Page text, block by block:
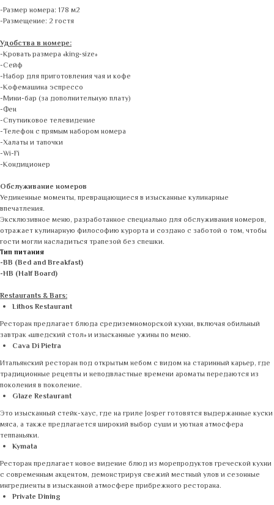
-Размер номера: 178 м2
-Размещение: 2 гостя
Удобства в номере:
-Кровать размера «king-size»
-Сейф
-Набор для приготовления чая и кофе
-Кофемашина эспрессо
-Мини-бар (за дополнительную плату)
-Фен
-Спутниковое телевидение
-Телефон с прямым набором номера
-Халаты и тапочки
-Wi-Fi
-Кондиционер
Обслуживание номеров
Уединенные моменты, превращающиеся в изысканные кулинарные
впечатления.
Эксклюзивное меню, разработанное специально для обслуживания номеров,
отражает кулинарную философию курорта и создано с заботой о том, чтобы
гости могли насладиться трапезой без спешки.
Тип питания
-BB (Bed and Breakfast)
-HB (Half Board)
Restaurants & Bars:
Lithos Restaurant
Ресторан предлагает блюда средиземноморской кухни, включая обильный
завтрак «шведский стол» и изысканные ужины по меню.
Cava Di Pietra
Итальянский ресторан под открытым небом с видом на старинный карьер, где
традиционные рецепты и неподвластные времени ароматы передаются из
поколения в поколение.
Glaze Restaurant
Это изысканный стейк-хаус, где на гриле Josper готовятся выдержанные куски
мяса, а также предлагается широкий выбор суши и уютная атмосфера
теппаньяки.
Kymata
Ресторан предлагает новое видение блюд из морепродуктов греческой кухни
с современным акцентом, демонстрируя свежий местный улов и сезонные
ингредиенты в изысканной атмосфере прибрежного ресторана.
Private Dining